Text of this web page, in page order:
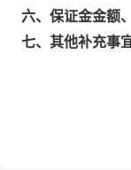
六、保证金金额
七、其他补充事